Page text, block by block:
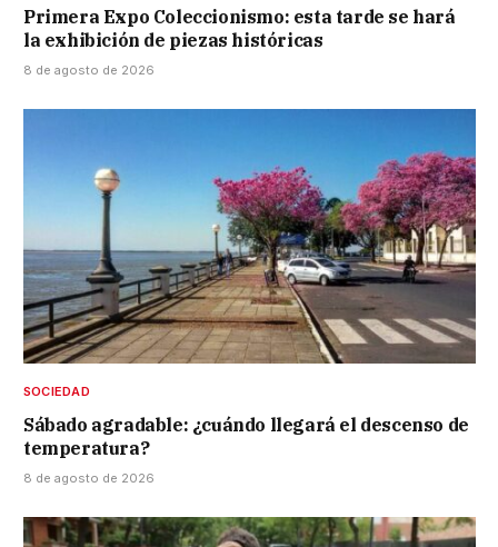
Primera Expo Coleccionismo: esta tarde se hará
la exhibición de piezas históricas
8 de agosto de 2026
SOCIEDAD
Sábado agradable: ¿cuándo llegará el descenso de
temperatura?
8 de agosto de 2026